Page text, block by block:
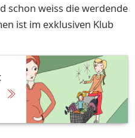
schon weiss die werdende
ist im exklusiven Klub